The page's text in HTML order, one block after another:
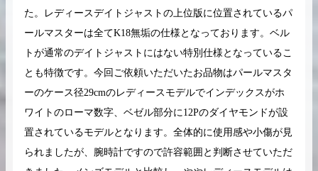
た。レディースデイトジャストの上位版に位置されているパ
ールマスターは全てK18無垢の仕様となっております。ベル
トが通常のデイトジャストにはない特別仕様となっているこ
とも特徴です。今回ご依頼いただいたお品物はパールマスタ
ーのケース径29cmのレディースモデルでインデックスがホ
ワイトのローマ数字、ベゼル部分に12Pのダイヤモンドが設
置されているモデルとなります。全体的に使用感や小傷が見
られましたが、腕時計ですので許容範囲と判断させていただ